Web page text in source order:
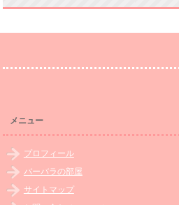
メニュー
プロフィール
バーバラの部屋
サイトマップ